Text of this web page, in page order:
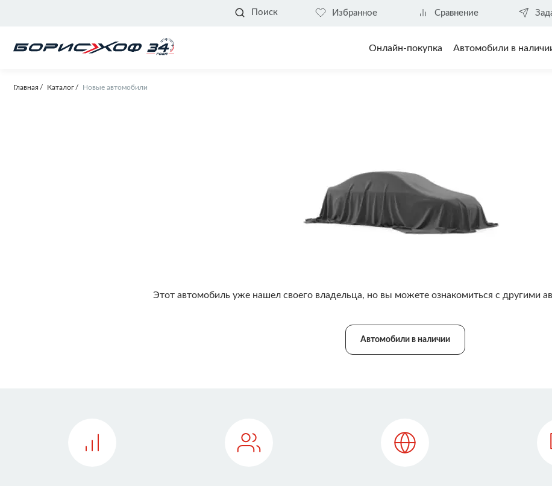
Поиск Избранное Сравнение
Онлайн-покупка Автомобили в
Главная Каталог Новые автомобили
Этот автомобиль уже нашел своего владельца, но вы можете ознакомиться с другими
Автомобили в наличии